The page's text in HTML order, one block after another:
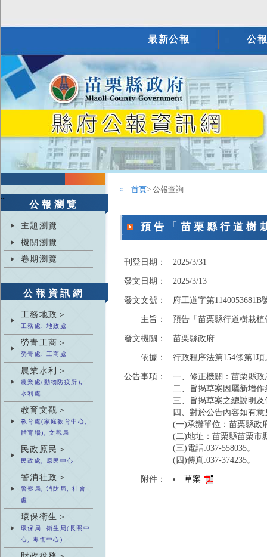
最新公報 公
:::
公報瀏覽
主題瀏覽
機關瀏覽
卷期瀏覽
公報資訊網
工務地政＞
工務處, 地政處
勞青工商＞
勞青處, 工商處
農業水利＞
農業處(動物防疫所),
水利處
教育文觀＞
教育處(家庭教育中心,
體育場), 文觀局
民政原民＞
民政處, 原民中心
警消社政＞
警察局, 消防局, 社會
處
環保衛生＞
環保局, 衛生局(長照中
心, 毒衛中心)
::: 首頁> 公報查詢
預告「苗栗縣行道樹
刊登日期：
2025/3/31
發文日期：
2025/3/13
發文文號：
府工道字第1140053681B
主旨：
預告「苗栗縣行道樹栽
發文機關：
苗栗縣政府
依據：
行政程序法第154條第1項
公告事項：
一、修正機關：苗栗縣政
二、旨揭草案因屬新增
三、旨揭草案之總說明
四、對於公告內容如有
(一)承辦單位：苗栗縣政
(二)地址：苗栗縣苗栗市
(三)電話:037-558035。
(四)傳真:037-374235。
附件：
草案